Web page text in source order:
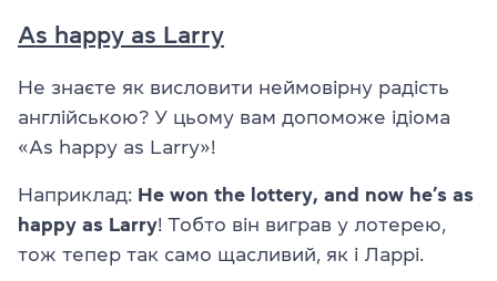
As happy as Larry
Не знаєте як висловити неймовірну радість
англійською? У цьому вам допоможе ідіома
«As happy as Larry»!
Наприклад: He won the lottery, and now he’s as
happy as Larry! Тобто він виграв у лотерею,
тож тепер так само щасливий, як і Ларрі.